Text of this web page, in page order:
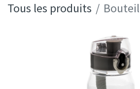
Tous les produits